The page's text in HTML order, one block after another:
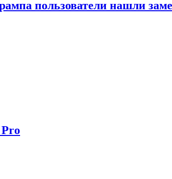
пользователи нашли